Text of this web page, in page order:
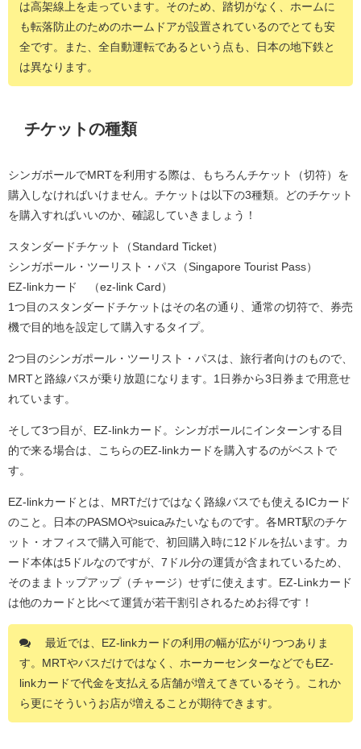
は高架線上を走っています。そのため、踏切がなく、ホームに
も転落防止のためのホームドアが設置されているのでとても安
全です。また、全自動運転であるという点も、日本の地下鉄と
は異なります。
チケットの種類
シンガポールでMRTを利用する際は、もちろんチケット（切符）を
購入しなければいけません。チケットは以下の3種類。どのチケット
を購入すればいいのか、確認していきましょう！
スタンダードチケット（Standard Ticket）
シンガポール・ツーリスト・パス（Singapore Tourist Pass）
EZ-linkカード （ez-link Card）
1つ目のスタンダードチケットはその名の通り、通常の切符で、券売
機で目的地を設定して購入するタイプ。
2つ目のシンガポール・ツーリスト・パスは、旅行者向けのもので、
MRTと路線バスが乗り放題になります。1日券から3日券まで用意せ
れています。
そして3つ目が、EZ-linkカード。シンガポールにインターンする目
的で来る場合は、こちらのEZ-linkカードを購入するのがベストで
す。
EZ-linkカードとは、MRTだけではなく路線バスでも使えるICカード
のこと。日本のPASMOやsuicaみたいなものです。各MRT駅のチケ
ット・オフィスで購入可能で、初回購入時に12ドルを払います。カ
ード本体は5ドルなのですが、7ドル分の運賃が含まれているため、
そのままトップアップ（チャージ）せずに使えます。EZ-Linkカード
は他のカードと比べて運賃が若干割引されるためお得です！
最近では、EZ-linkカードの利用の幅が広がりつつありま
す。MRTやバスだけではなく、ホーカーセンターなどでもEZ-
linkカードで代金を支払える店舗が増えてきているそう。これか
ら更にそういうお店が増えることが期待できます。